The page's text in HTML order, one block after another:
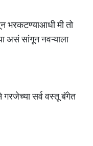
भरकटण्याआधी मी तो
असं सांगून नवऱ्याला
सर्व वस्तू बॅगेत